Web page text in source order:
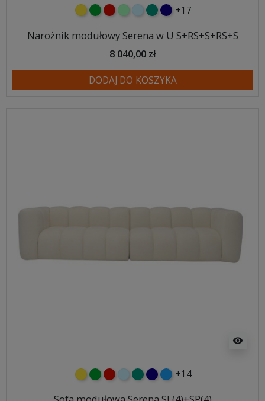
żółtyzielonyczerwony
miętowybłękitnyturkusowy
granatowy
+17
Narożnik modułowy Serena w U S+RS+S+RS+S
8 040,00 zł
DODAJ DO KOSZYKA
visibility
żółtyzielonyczerwony
błękitnyturkusowy
granatowy
niebieski
+14